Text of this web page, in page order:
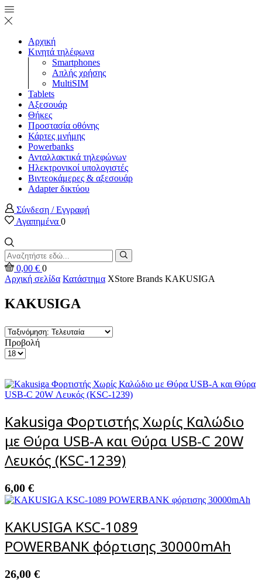
Αρχική
Κινητά τηλέφωνα
Smartphones
Απλής χρήσης
MultiSIM
Tablets
Αξεσουάρ
Θήκες
Προστασία οθόνης
Κάρτες μνήμης
Powerbanks
Ανταλλακτικά τηλεφώνων
Ηλεκτρονικοί υπολογιστές
Βιντεοκάμερες & αξεσουάρ
Adapter δικτύου
Σύνδεση / Εγγραφή
Αγαπημένα 0
Search
input
Αναζήτηση
0,00 € 0
Αρχική σελίδα Κατάστημα XStore Brands KAKUSIGA
KAKUSIGA
Προβολή
Products
Kakusiga Φορτιστής Χωρίς Καλώδιο
με Θύρα USB-A και Θύρα USB-C 20W
Λευκός (KSC-1239)
6,00 €
KAKUSIGA KSC-1089
POWERBANK φόρτισης 30000mAh
26,00 €